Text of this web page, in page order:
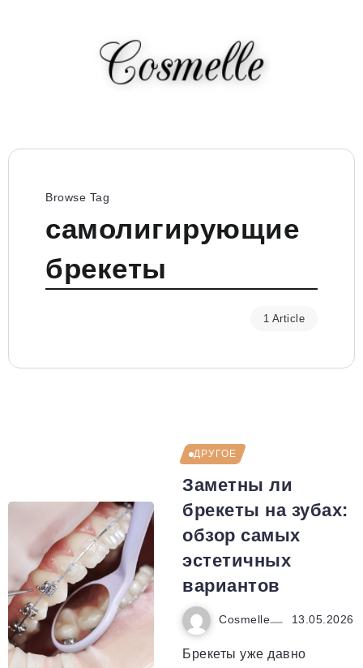
Browse Tag
самолигирующие
брекеты
1 Article
ДРУГОЕ
Заметны ли
брекеты на зубах:
обзор самых
эстетичных
вариантов
Cosmelle 13.05.2026
Брекеты уже давно